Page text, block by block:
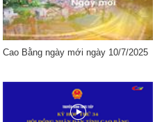
Cao Bằng ngày mới ngày 10/7/2025